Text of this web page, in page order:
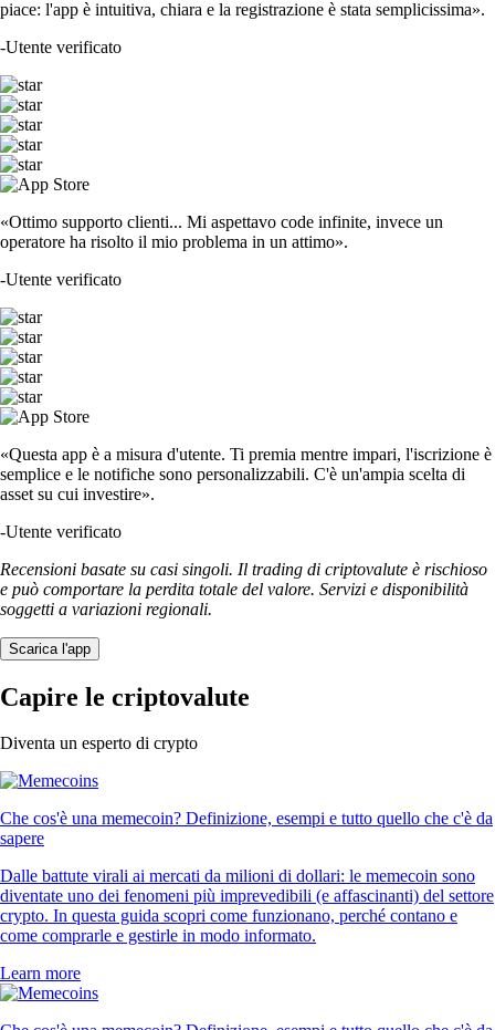
piace: l'app è intuitiva, chiara e la registrazione è stata semplicissima».
-Utente verificato
«Ottimo supporto clienti... Mi aspettavo code infinite, invece un
operatore ha risolto il mio problema in un attimo».
-Utente verificato
«Questa app è a misura d'utente. Ti premia mentre impari, l'iscrizione è
semplice e le notifiche sono personalizzabili. C'è un'ampia scelta di
asset su cui investire».
-Utente verificato
Recensioni basate su casi singoli. Il trading di criptovalute è rischioso
e può comportare la perdita totale del valore. Servizi e disponibilità
soggetti a variazioni regionali.
Scarica l'app
Capire le criptovalute
Diventa un esperto di crypto
Che cos'è una memecoin? Definizione, esempi e tutto quello che c'è da
sapere
Dalle battute virali ai mercati da milioni di dollari: le memecoin sono
diventate uno dei fenomeni più imprevedibili (e affascinanti) del settore
crypto. In questa guida scopri come funzionano, perché contano e
come comprarle e gestirle in modo informato.
Learn more